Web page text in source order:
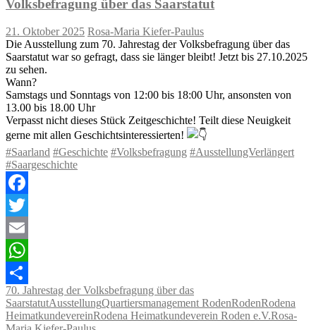
Volksbefragung über das Saarstatut
21. Oktober 2025 Rosa-Maria Kiefer-Paulus
Die Ausstellung zum 70. Jahrestag der Volksbefragung über das
Saarstatut war so gefragt, dass sie länger bleibt! Jetzt bis 27.10.2025
zu sehen.
Wann?
Samstags und Sonntags von 12:00 bis 18:00 Uhr, ansonsten von
13.00 bis 18.00 Uhr
Verpasst nicht dieses Stück Zeitgeschichte! Teilt diese Neuigkeit
gerne mit allen Geschichtsinteressierten!
#Saarland #Geschichte #Volksbefragung #AusstellungVerlängert
#Saargeschichte
Facebook
Twitter
Email
WhatsApp
Teilen
70. Jahrestag der Volksbefragung über das
SaarstatutAusstellungQuartiersmanagement RodenRodenRodena
HeimatkundevereinRodena Heimatkundeverein Roden e.V.Rosa-